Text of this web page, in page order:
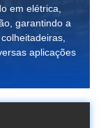
em elétrica,
garantindo a
aplicações